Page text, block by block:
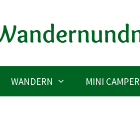
WANDERN MINI CAMPER